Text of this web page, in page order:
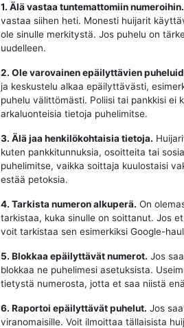
1. Älä vastaa tuntemattomiin numeroihin.
vastaa siihen heti. Monesti huijarit
ole sinulle merkitystä. Jos puhelu on
uudelleen.
2. Ole varovainen epäilyttävien
ja keskustelu alkaa epäilyttävästi,
puhelu välittömästi. Poliisi tai pankkisi ei
arkaluonteisia tietoja puhelimitse.
3. Älä jaa henkilökohtaisia tietoja.
kuten pankkitunnuksia, osoitteita tai
puhelimitse, vaikka soittaja kuulostaisi
estää petoksia.
4. Tarkista numeron alkuperä. On
tarkistaa, kuka sinulle on soittanut. Jos
voit tarkistaa sen esimerkiksi Google-
5. Blokkaa epäilyttävät numerot. Jos
blokkaa ne puhelimesi asetuksista.
tietystä numerosta, jotta et saa niistä
6. Raportoi epäilyttävät puhelut. Jos
viranomaisille. Voit ilmoittaa tällaisista